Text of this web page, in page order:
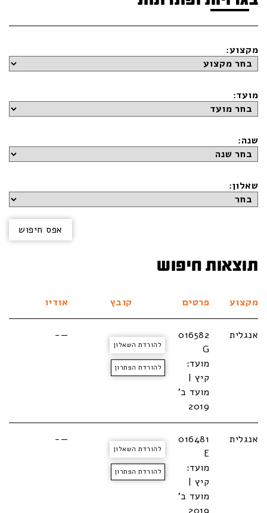
מקצוע:
מועד:
שנה:
שאלון:
תוצאות חיפוש
מקצוע פרטים קובץ אודיו
אנגלית
016582
G
מועד:
קיץ |
מועד ב'
2019
להורדת השאלון
להורדת הפתרון
—-
אנגלית
016481
E
מועד:
קיץ |
מועד ב'
להורדת השאלון
להורדת הפתרון
—-